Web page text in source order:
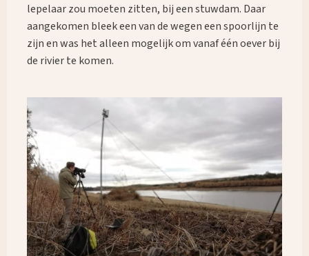
lepelaar zou moeten zitten, bij een stuwdam. Daar
aangekomen bleek een van de wegen een spoorlijn te
zijn en was het alleen mogelijk om vanaf één oever bij
de rivier te komen.